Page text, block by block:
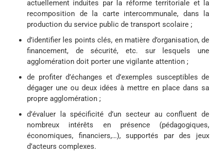
actuellement induites par la réforme territoriale et la
recomposition de la carte intercommunale, dans la
production du service public de transport scolaire ;
d’identifier les points clés, en matière d’organisation, de
financement, de sécurité, etc. sur lesquels une
agglomération doit porter une vigilante attention ;
de profiter d’échanges et d’exemples susceptibles de
dégager une ou deux idées à mettre en place dans sa
propre agglomération ;
d’évaluer la spécificité d’un secteur au confluent de
nombreux intérêts en présence (pédagogiques,
économiques, financiers,…), supportés par des jeux
d’acteurs complexes.